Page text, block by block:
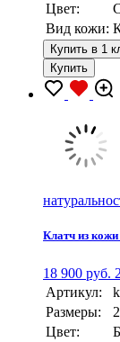
Цвет:
Вид кожи:
Купить в 1
Купить
Клатч из
18 900 руб.
Артикул:
Размеры:
Цвет: